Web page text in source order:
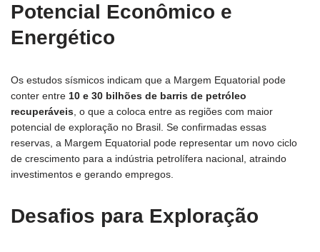
Potencial Econômico e
Energético
Os estudos sísmicos indicam que a Margem Equatorial pode
conter entre 10 e 30 bilhões de barris de petróleo
recuperáveis, o que a coloca entre as regiões com maior
potencial de exploração no Brasil. Se confirmadas essas
reservas, a Margem Equatorial pode representar um novo ciclo
de crescimento para a indústria petrolífera nacional, atraindo
investimentos e gerando empregos.
Desafios para Exploração